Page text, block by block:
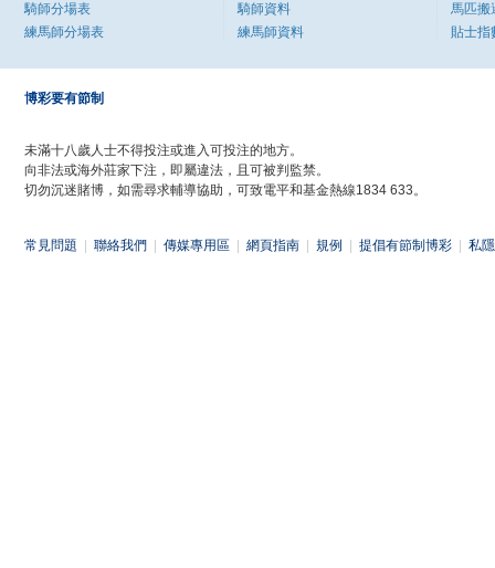
騎師分場表
練馬師分場表
騎師資料
練馬師資料
馬匹搬
貼士指
博彩要有節制
未滿十八歲人士不得投注或進入可投注的地方。
向非法或海外莊家下注，即屬違法，且可被判監禁。
切勿沉迷賭博，如需尋求輔導協助，可致電平和基金熱線1834 633。
常見問題 聯絡我們 傳媒專用區 網頁指南 規例 提倡有節制博彩 私